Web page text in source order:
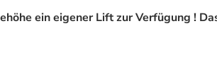
ein eigener Lift zur Verfügung !